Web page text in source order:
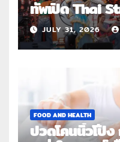
ทัพเปิด Thai
Roadshow 3
JULY 31, 2026
FOOD AND HEALTH
ปวดโคนนิ้วโป้ง